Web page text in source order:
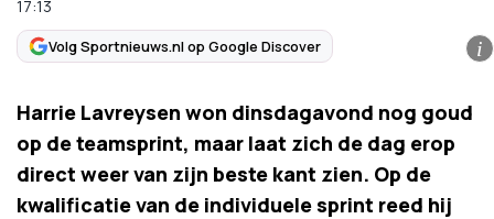
17:13
Volg Sportnieuws.nl op Google Discover i
Harrie Lavreysen won dinsdagavond nog goud
op de teamsprint, maar laat zich de dag erop
direct weer van zijn beste kant zien. Op de
kwalificatie van de individuele sprint reed hij